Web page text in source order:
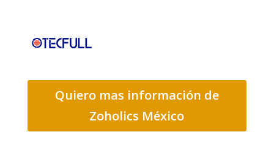
Quiero mas información de
Zoholics México